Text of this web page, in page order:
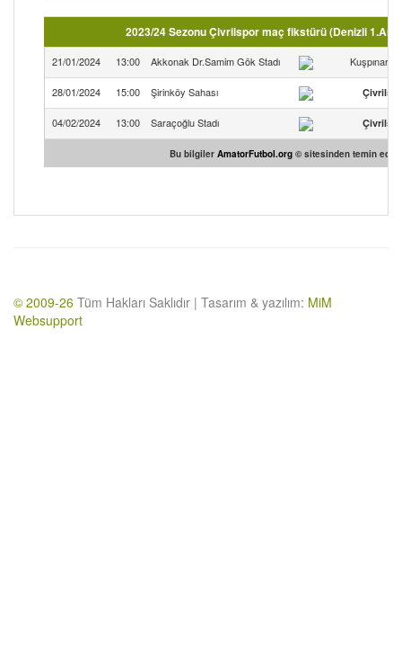
2023/24 Sezonu Çivrilspor maç fikstürü (Denizli
21/01/2024 13:00 Akkonak Dr.Samim Gök Stadı
28/01/2024 15:00 Şirinköy Sahası
04/02/2024 13:00 Saraçoğlu Stadı
Bu bilgiler AmatorFutbol.org © sitesinden temin
© 2009-26 Tüm Hakları Saklıdır | Tasarım & yazılım: MiM
Websupport